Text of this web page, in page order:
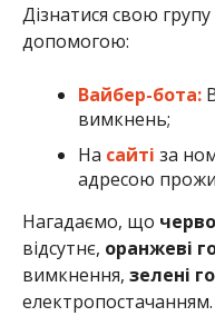
Дізнатися свою
допомогою:
Вайбер-бота:
вимкнень;
На сайті за
адресою
Нагадаємо, що
відсутнє, оранжеві
вимкнення, зелені
електропостачанням.